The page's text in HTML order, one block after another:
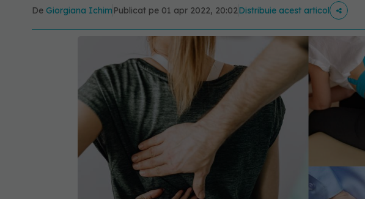
De Giorgiana Ichim Publicat pe 01 apr 2022, 20:02Distribuie acest articol